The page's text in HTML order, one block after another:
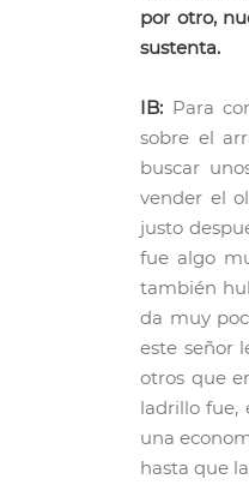
por otro,
sustenta.
IB: Para
sobre el
buscar
vender el
justo
fue algo
también
da muy
este señor
otros que
ladrillo fue,
una
hasta que